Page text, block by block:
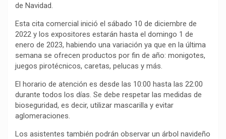
de Navidad.
Esta cita comercial inició el sábado 10 de diciembre de
2022 y los expositores estarán hasta el domingo 1 de
enero de 2023, habiendo una variación ya que en la última
semana se ofrecen productos por fin de año: monigotes,
juegos pirotécnicos, caretas, pelucas y más.
El horario de atención es desde las 10:00 hasta las 22:00
durante todos los días. Se debe respetar las medidas de
bioseguridad, es decir, utilizar mascarilla y evitar
aglomeraciones.
Los asistentes también podrán observar un árbol navideño